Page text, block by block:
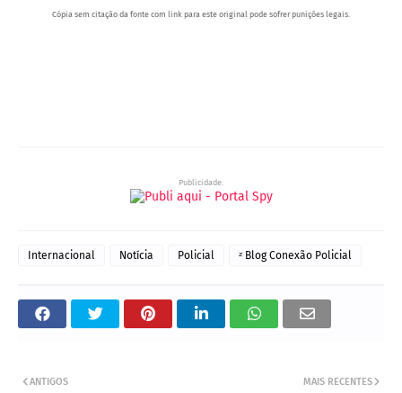
Cópia sem citação da fonte com link para este original pode sofrer punições legais.
Publicidade:
Internacional Notícia Policial ᶻ Blog Conexão Policial
MAIS RECENTES
ANTIGOS